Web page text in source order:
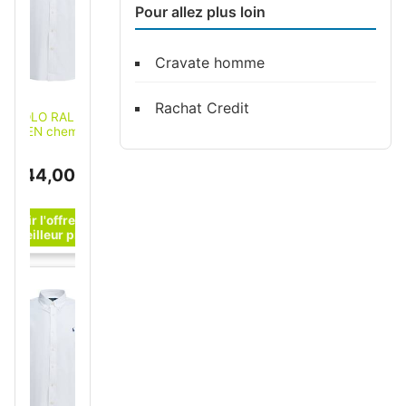
POLO RALPH
chemise en
144,00 €
Pour allez plus loin
Cravate homme
Rachat Credit